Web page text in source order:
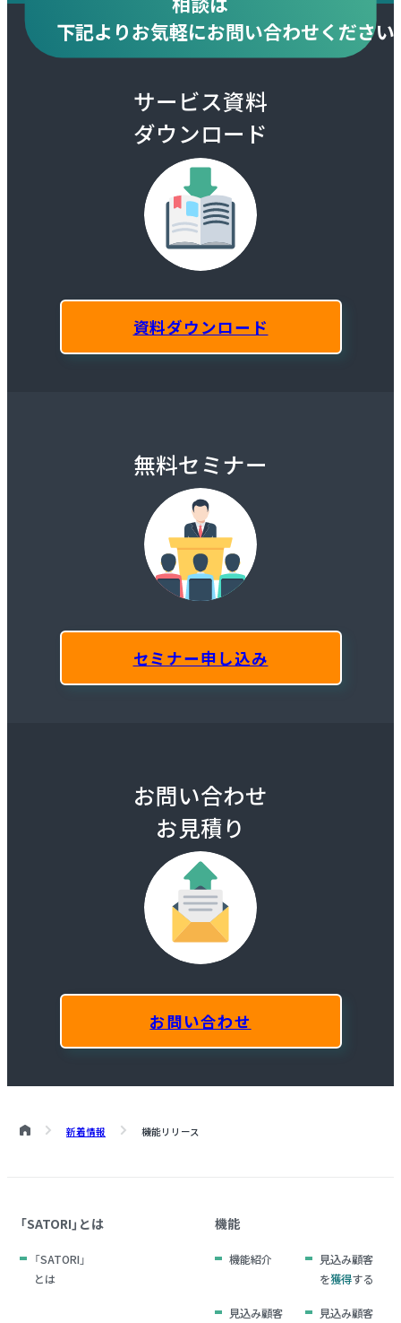
下記よりお気軽にお問い合わせください
サービス資料
ダウンロード
資料ダウンロード
無料セミナー
セミナー申し込み
お問い合わせ
お見積り
お問い合わせ
新着情報 機能リリース
「SATORI」とは
「SATORI」
とは
機能
機能紹介
見込み顧客
を獲得する
見込み顧客
見込み顧客